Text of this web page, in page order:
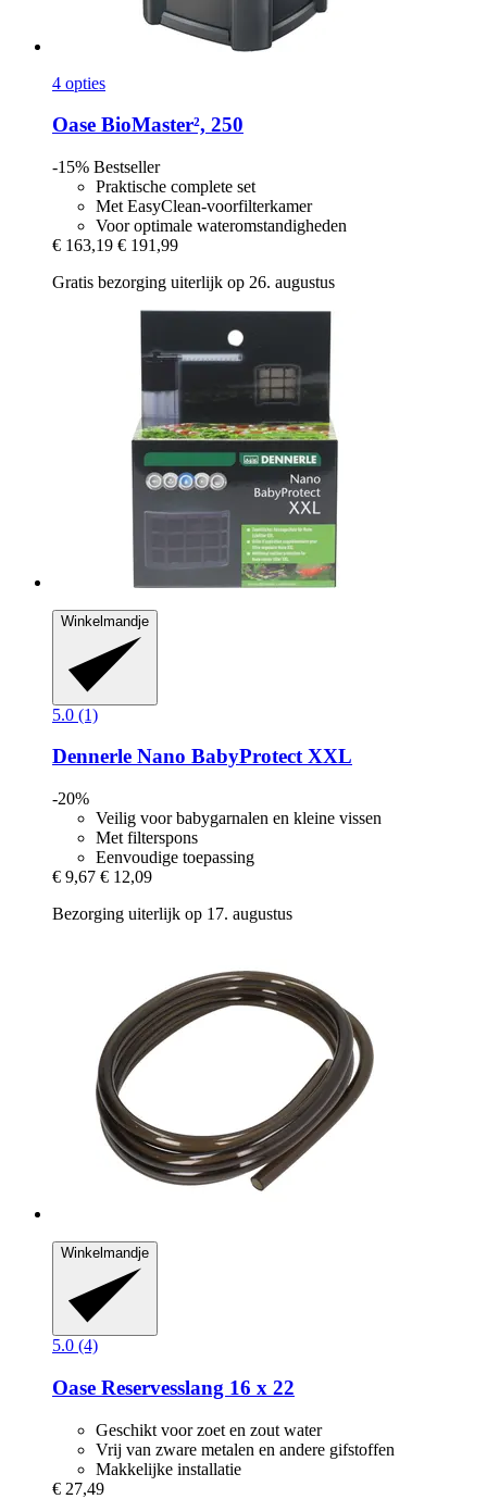
4 opties
Oase BioMaster², 250
-15% Bestseller
Praktische complete set
Met EasyClean-voorfilterkamer
Voor optimale wateromstandigheden
€ 163,19 € 191,99
Gratis bezorging uiterlijk op 26. augustus
Winkelmandje
5.0 (1)
Dennerle Nano BabyProtect XXL
-20%
Veilig voor babygarnalen en kleine vissen
Met filterspons
Eenvoudige toepassing
€ 9,67 € 12,09
Bezorging uiterlijk op 17. augustus
Winkelmandje
5.0 (4)
Oase Reservesslang 16 x 22
Geschikt voor zoet en zout water
Vrij van zware metalen en andere gifstoffen
Makkelijke installatie
€ 27,49